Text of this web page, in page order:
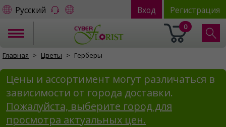
Русский Вход Регистрация
0
Главная Цветы Герберы
Цены и ассортимент могут различаться в
зависимости от города доставки.
Пожалуйста, выберите город для
просмотра актуальных цен.